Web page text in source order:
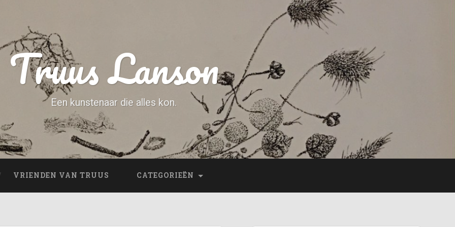
Truus Lanson
Een kunstenaar die alles kon.
VRIENDEN VAN TRUUS CATEGORIEËN